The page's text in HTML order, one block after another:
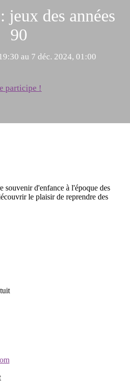
jeux des années
90
au 7 déc. 2024, 01:00
participe !
souvenir d'enfance à l'époque des
le plaisir de reprendre des